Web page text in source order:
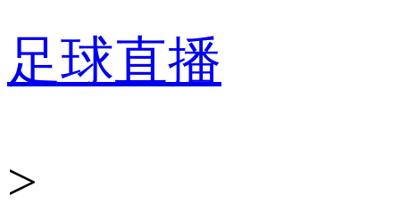
足球直播
>